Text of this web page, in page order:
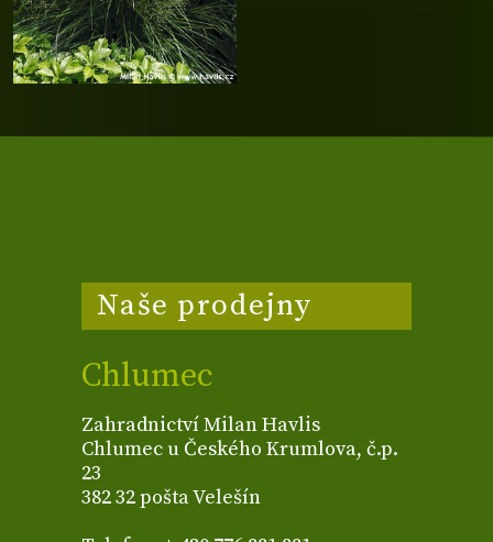
Naše prodejny
Chlumec
Zahradnictví Milan Havlis
Chlumec u Českého Krumlova, č.p.
23
382 32 pošta Velešín